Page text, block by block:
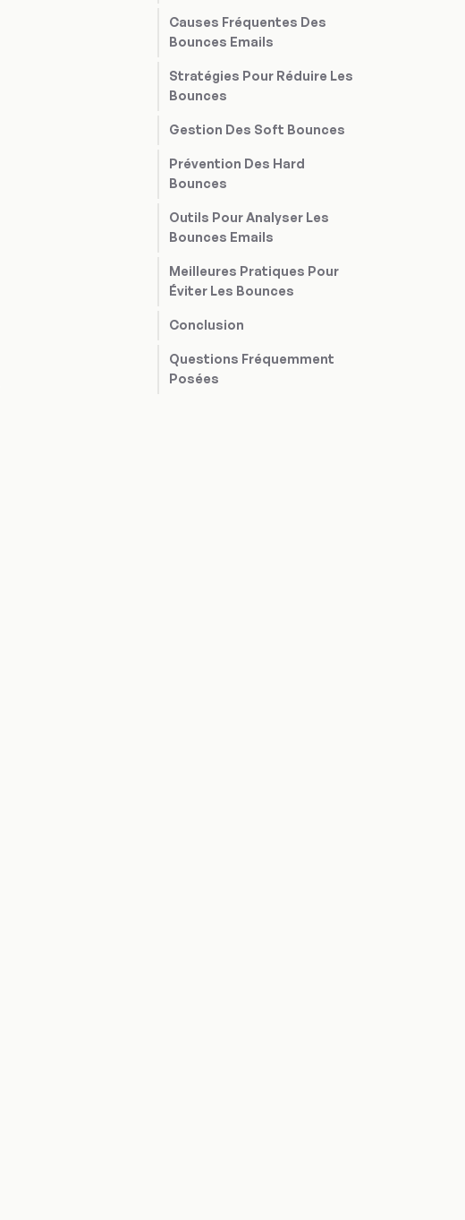
Causes Fréquentes Des
Bounces Emails
Stratégies Pour Réduire Les
Bounces
Gestion Des Soft Bounces
Prévention Des Hard
Bounces
Outils Pour Analyser Les
Bounces Emails
Meilleures Pratiques Pour
Éviter Les Bounces
Conclusion
Questions Fréquemment
Posées